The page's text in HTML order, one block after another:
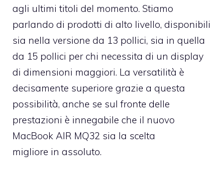
agli ultimi titoli del momento. Stiamo
parlando di prodotti di alto livello, disponibili
sia nella versione da 13 pollici, sia in quella
da 15 pollici per chi necessita di un display
di dimensioni maggiori. La versatilità è
decisamente superiore grazie a questa
possibilità, anche se sul fronte delle
prestazioni è innegabile che il nuovo
MacBook AIR MQ32 sia la scelta
migliore in assoluto.